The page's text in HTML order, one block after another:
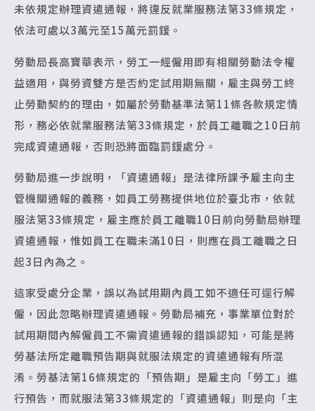
未依規定辦理資遣通報，將違反就業服務法第33條規定，
依法可處以3萬元至15萬元罰鍰。
勞動局長高寶華表示，勞工一經僱用即有相關勞動法令權
益適用，與勞資雙方是否約定試用期無關，雇主與勞工終
止勞動契約的理由，如屬於勞動基準法第11條各款規定情
形，務必依就業服務法第33條規定，於員工離職之10日前
完成資遣通報，否則恐將面臨罰鍰處分。
勞動局進一步說明，「資遣通報」是法律所課予雇主向主
管機關通報的義務，如員工勞務提供地位於臺北市，依就
服法第33條規定，雇主應於員工離職10日前向勞動局辦理
資遣通報，惟如員工在職未滿10日，則應在員工離職之日
起3日內為之。
這家受處分企業，誤以為試用期內員工如不適任可逕行解
僱，因此忽略辦理資遣通報。勞動局補充，事業單位對於
試用期間內解僱員工不需資遣通報的錯誤認知，可能是將
勞基法所定離職預告期與就服法規定的資遣通報有所混
淆。勞基法第16條規定的「預告期」是雇主向「勞工」進
行預告，而就服法第33條規定的「資遣通報」則是向「主